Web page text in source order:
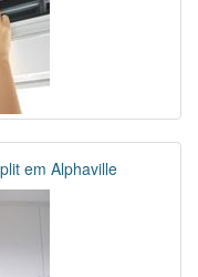
em Alphaville